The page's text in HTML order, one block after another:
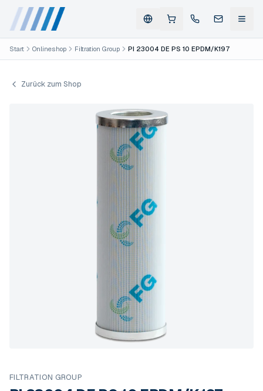
Start Onlineshop Filtration Group PI 23004 DE PS 10 EPDM/K197
Zurück zum Shop
FILTRATION GROUP